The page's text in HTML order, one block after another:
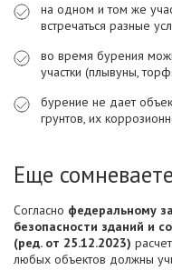
на одном и том же
встречаться разные
во время бурения
участки (плывуны,
бурение не дает
грунтов, их
Еще
Согласно федеральному
безопасности зданий и
(ред. от 25.12.2023)
любых объектов должны